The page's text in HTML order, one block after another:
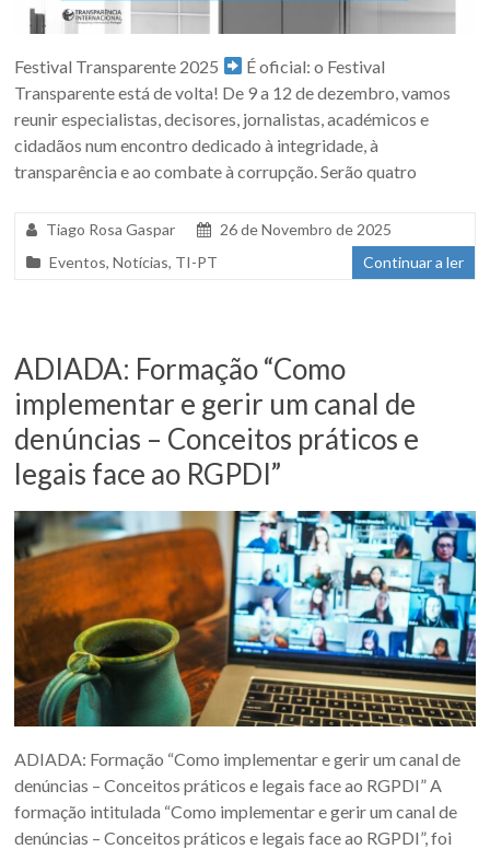
Festival Transparente 2025
É oficial: o Festival
Transparente está de volta! De 9 a 12 de dezembro, vamos
reunir especialistas, decisores, jornalistas, académicos e
cidadãos num encontro dedicado à integridade, à
transparência e ao combate à corrupção. Serão quatro
Tiago Rosa Gaspar
26 de Novembro de 2025
Eventos,Notícias, TI-PT Continuar a ler
ADIADA: Formação “Como
implementar e gerir um canal de
denúncias – Conceitos práticos e
legais face ao RGPDI”
ADIADA: Formação “Como implementar e gerir um canal de
denúncias – Conceitos práticos e legais face ao RGPDI” A
formação intitulada “Como implementar e gerir um canal de
denúncias – Conceitos práticos e legais face ao RGPDI”, foi